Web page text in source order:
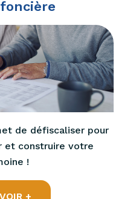
de défiscaliser pour
et construire votre
!
+